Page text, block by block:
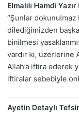
Elmalılı Hamdi
“Şunlar
dilediğimizden
binilmesi
vardır ki, üzerlerine
Allah’a iftira ederek
iftiralar sebebiyle
Ayetin Detaylı